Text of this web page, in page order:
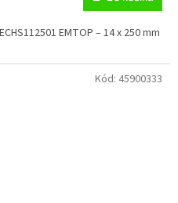
EMTOP – 14 x 250 mm
Kód: 45900333